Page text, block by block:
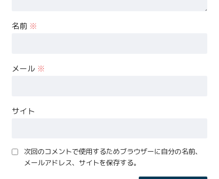
名前 ※
メール ※
サイト
次回のコメントで使用するためブラウザーに自分の名前、
メールアドレス、サイトを保存する。